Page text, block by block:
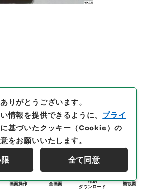
画面操作 全画面
印刷
ダウンロード
概観図
りがとうございます。
情報を提供できるように、 プライ
に基づいたクッキー（Cookie）の
をお願いいたします。
全て同意